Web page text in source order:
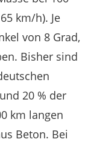
km/h). Je
von 8 Grad,
Bisher sind
20 % der
km langen
Beton. Bei